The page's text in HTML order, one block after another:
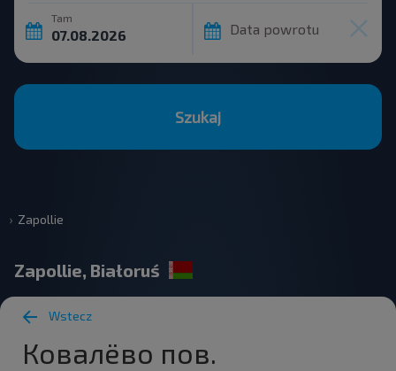
Tam
Data powrotu
Szukaj
Zapollie
Zapollie, Białoruś
Wstecz
Ковалёво пов.